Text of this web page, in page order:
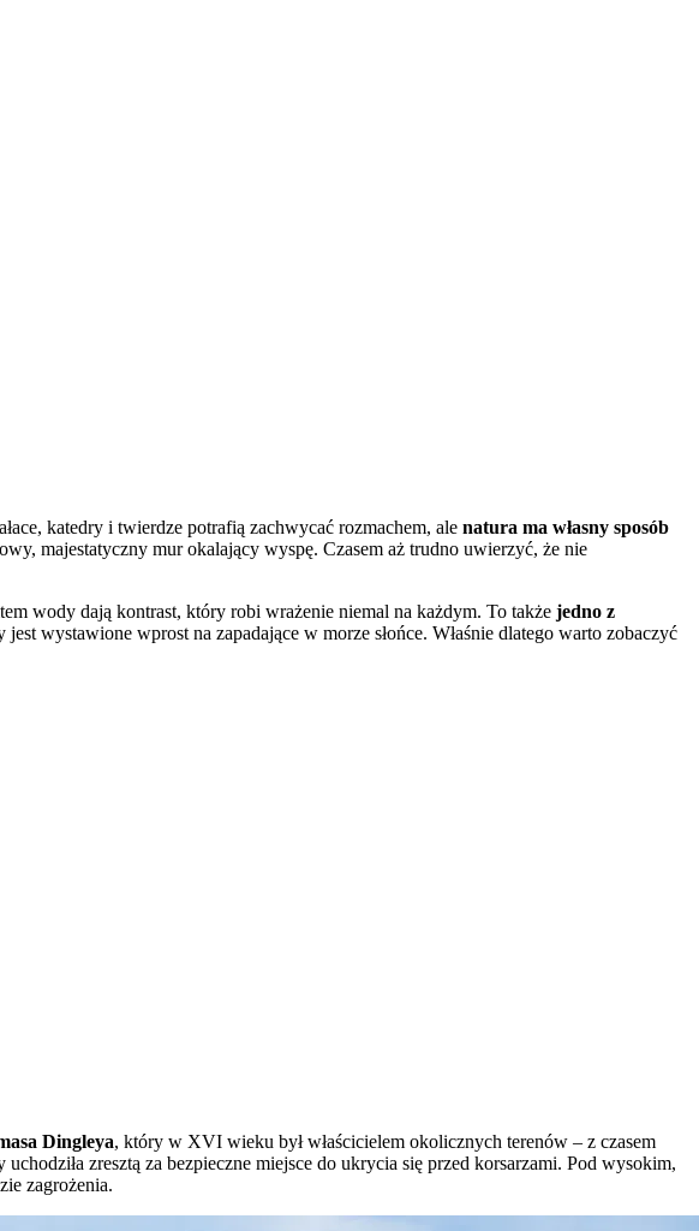
katedry i twierdze potrafią zachwycać rozmachem, ale natura ma własny sposób
majestatyczny mur okalający wyspę. Czasem aż trudno uwierzyć, że nie
wody dają kontrast, który robi wrażenie niemal na każdym. To także jedno z
wystawione wprost na zapadające w morze słońce. Właśnie dlatego warto zobaczyć
Dingleya, który w XVI wieku był właścicielem okolicznych terenów – z czasem
zresztą za bezpieczne miejsce do ukrycia się przed korsarzami. Pod wysokim,
zagrożenia.